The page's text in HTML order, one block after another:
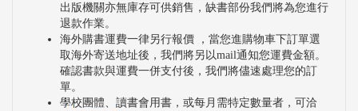
出版機關亦無庫存可供銷售，缺書部份我們將為您進行
退款作業。
海外購書運費一律另行報價 ，當您進購物車下訂單選
取海外寄送地址後，我們將另以mail通知您運費金額。
確認書款與運費一併支付後，我們將儘速處理您的訂
單。
學校團體、讀書會用書，或每月需特定數量者，可洽